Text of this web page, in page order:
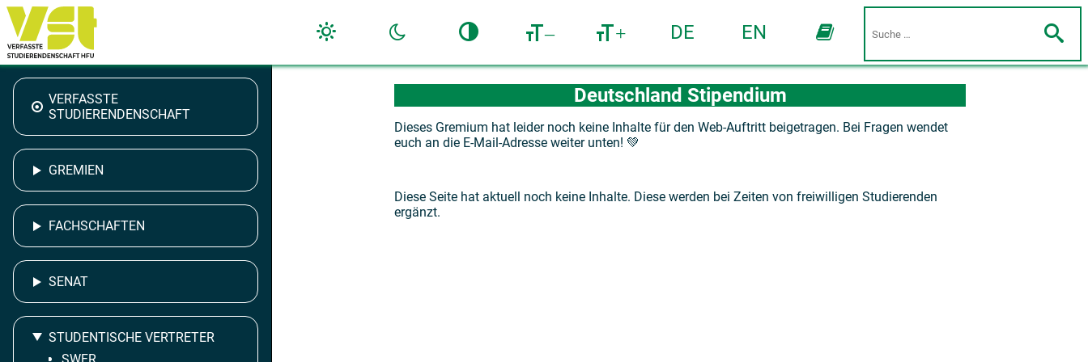
– + DE EN
VERFASSTE
STUDIERENDENSCHAFT
GREMIEN
FACHSCHAFTEN
SENAT
STUDENTISCHE VERTRETER
Deutschland Stipendium
Dieses Gremium hat leider noch keine Inhalte für den Web-Auftritt beigetragen. Bei Fragen wendet
euch an die E-Mail-Adresse weiter unten! 💚
Diese Seite hat aktuell noch keine Inhalte. Diese werden bei Zeiten von freiwilligen Studierenden
ergänzt.